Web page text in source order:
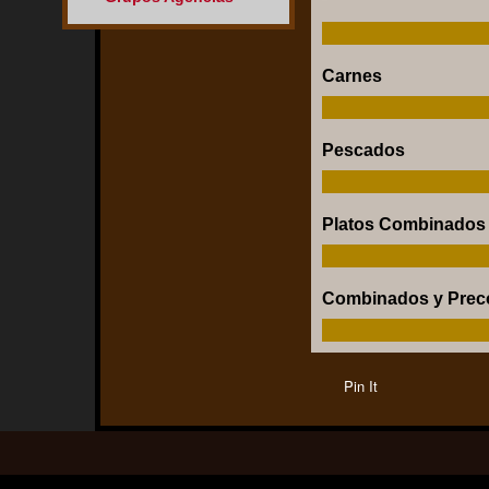
Carnes
Pescados
Platos Combinados
Combinados y
Pin It